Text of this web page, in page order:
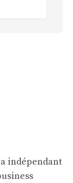
indépendant